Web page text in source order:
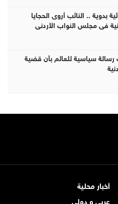
بدوية .. النائب أروى الحجايا
في مجلس النواب الأردني
رسالة سياسية للعالم بأن قضية
أخبار محلية
عربي و دولي